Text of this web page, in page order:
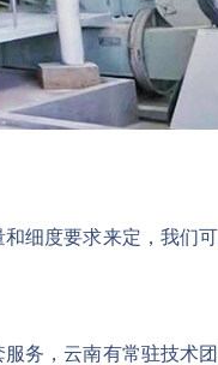
细度要求来定，我们
务，云南有常驻技术团